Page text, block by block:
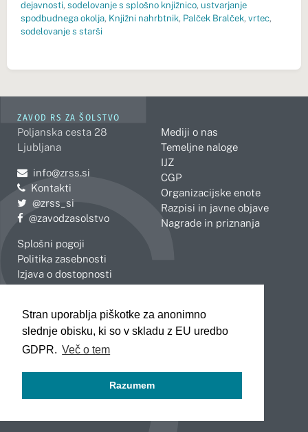
Stran uporablja piškotke za anonimno
slednje obisku, ki so v skladu z EU uredbo
GDPR. Več o tem
Razumem
dejavnosti, sodelovanje s splošno knjižnico, ustvarjanje
spodbudnega okolja, Knjižni nahrbtnik, Palček Bralček, vrtec,
sodelovanje s starši
ZAVOD RS ZA ŠOLSTVO
Poljanska cesta 28
Ljubljana
Pošljite e-mail na
info@zrss.si
Kontakti
Pojdite na Twitter:
@zrss_si
Pojdite na Facebook:
@zavodzasolstvo
Splošni pogoji
Politika zasebnosti
Izjava o dostopnosti
Mediji o nas
Temeljne naloge
IJZ
CGP
Organizacijske enote
Razpisi in javne objave
Nagrade in priznanja
Celje
Koper
Kranj
Novo mesto
Slovenj Gradec